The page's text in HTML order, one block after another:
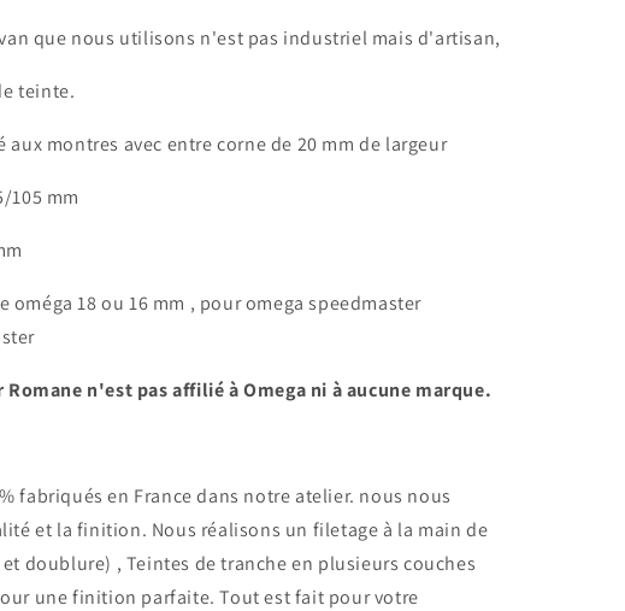
que nous utilisons n'est pas industriel mais d'artisan,
teinte.
aux montres avec entre corne de 20 mm de largeur
105 mm
oméga 18 ou 16 mm , pour omega speedmaster
n'est pas affilié à Omega ni à aucune marque.
fabriqués en France dans notre atelier. nous nous
et la finition. Nous réalisons un filetage à la main de
doublure) , Teintes de tranche en plusieurs couches
une finition parfaite. Tout est fait pour votre
à